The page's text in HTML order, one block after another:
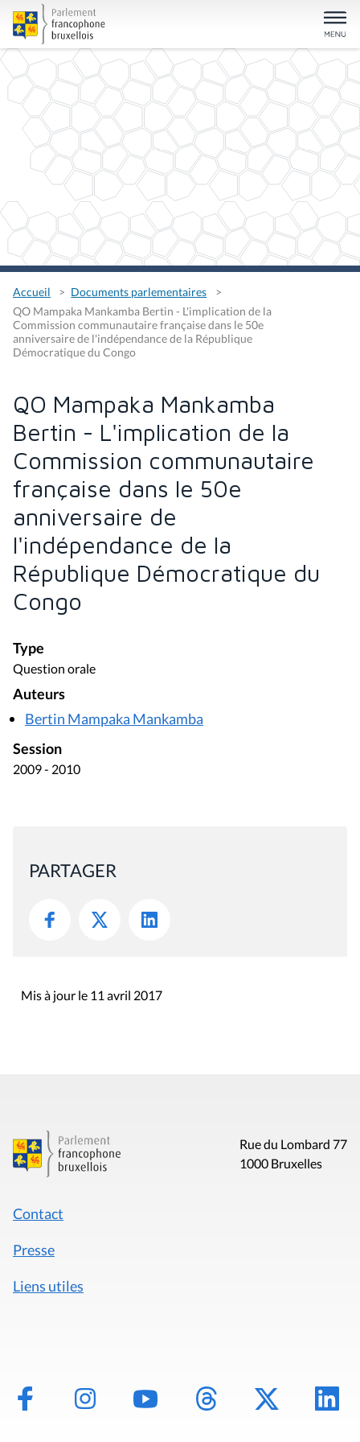
Accueil
Documents parlementaires
QO Mampaka Mankamba Bertin - L'implication de la
Commission communautaire française dans le 50e
anniversaire de l'indépendance de la République
Démocratique du Congo
QO Mampaka Mankamba
Bertin - L'implication de la
Commission communautaire
française dans le 50e
anniversaire de
l'indépendance de la
République Démocratique du
Congo
Type
Question orale
Auteurs
Bertin Mampaka Mankamba
Session
2009 - 2010
PARTAGER
Mis à jour le 11 avril 2017
Rue du Lombard 77
1000 Bruxelles
Contact
Presse
Liens utiles